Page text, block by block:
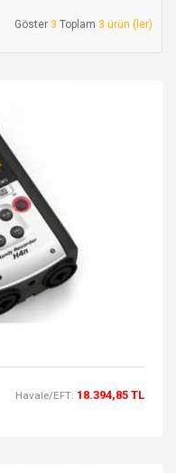
Göster 3 Toplam 3 ürün (ler)
Havale/EFT: 18.394,85 TL